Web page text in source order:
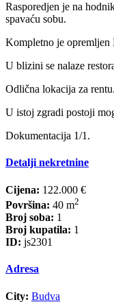
Rasporedjen je na
spavaću sobu.
Kompletno je opremljen
U blizini se nalaze
Odlična lokacija za rentu.
U istoj zgradi postoji
Dokumentacija 1/1.
Detalji nekretnine
Cijena: 122.000 €
Površina: 40 m2
Broj soba: 1
Broj kupatila: 1
ID: js2301
Adresa
City: Budva